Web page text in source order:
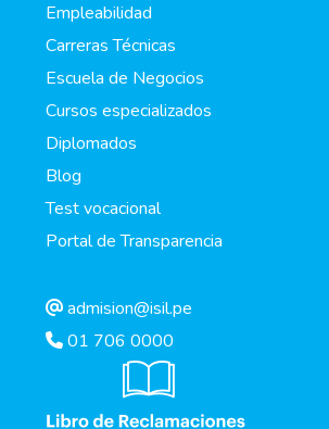
Empleabilidad
Carreras Técnicas
Escuela de Negocios
Cursos especializados
Diplomados
Blog
Test vocacional
Portal de Transparencia
admision@isil.pe
01 706 0000